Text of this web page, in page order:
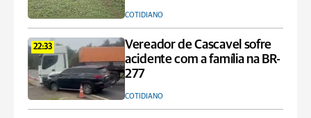
COTIDIANO
22:33
Vereador de Cascavel sofre
acidente com a família na BR-
277
COTIDIANO